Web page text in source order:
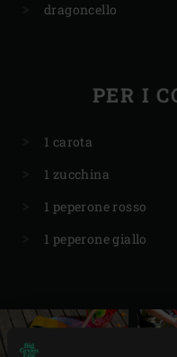
dragoncello
PER I
1 carota
1 zucchina
1 peperone rosso
1 peperone giallo